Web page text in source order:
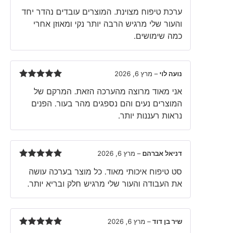
of 5
ערכת טיפוח מצוינת. המוצרים עובדים נהדר יחד
והעור שלי מרגיש הרבה יותר נקי ומאוזן אחרי
כמה שימושים.
of 5
נועה לוי – מרץ 6, 2026
אני מאוד מרוצה מהערכה הזאת. המרקם של
המוצרים נעים והם נספגים מהר בעור. הפנים
נראות רעננות יותר.
of 5
דניאל אברהם – מרץ 6, 2026
סט טיפוח איכותי מאוד. כל מוצר בערכה עושה
את העבודה והעור שלי מרגיש חלק ובריא יותר.
שיר בן דוד– מרץ 6, 2026